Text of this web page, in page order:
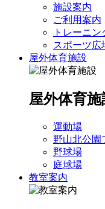
施設案内
ご利用案内
トレーニン
スポーツ広
屋外体育施設
屋外体育施
運動場
野山北公園
野球場
庭球場
教室案内